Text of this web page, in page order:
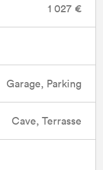
1 027 €
Garage, Parking
Cave, Terrasse